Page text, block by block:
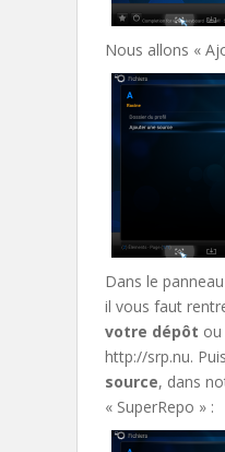
Nous allons «
Dans le
il vous faut
votre dépôt
http://srp.nu.
source, dans
« SuperRepo » :